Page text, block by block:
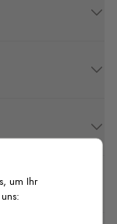
um Ihr